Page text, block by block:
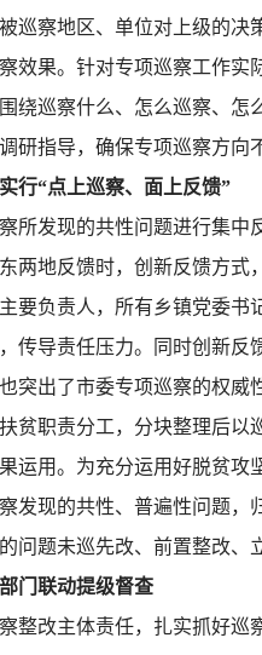
巡察地区、单位对上级的
效果。针对专项巡察工作
绕巡察什么、怎么巡察、
研指导，确保专项巡察方向
行“点上巡察、面上反馈”
所发现的共性问题进行集中
两地反馈时，创新反馈方
要负责人，所有乡镇党委
传导责任压力。同时创新
突出了市委专项巡察的权威
贫职责分工，分块整理后
运用。为充分运用好脱贫
发现的共性、普遍性问题
问题未巡先改、前置整改、
门联动提级督查
整改主体责任，扎实抓好巡